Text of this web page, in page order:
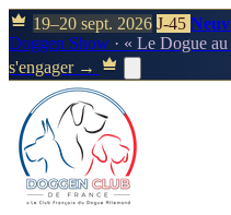
19–20 sept. 2026 J-45
Doggen Show · « Le Dogue
s'engager →